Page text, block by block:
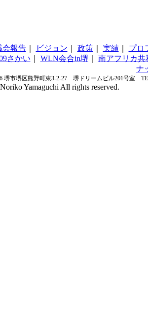
会報告｜ ビジョン 政策｜ 実績｜ プロ
さかい WLN会合in堺
南アフリカ共
ナ
堺市堺区熊野町東3-2-27 堺ドリームビル201号室
Yamaguchi All rights reserved.